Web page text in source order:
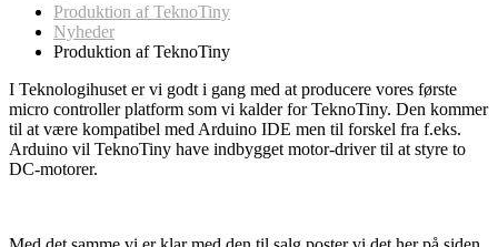
Produktion af TeknoTiny
Nyheder
Produktion af TeknoTiny
I Teknologihuset er vi godt i gang med at producere vores første
micro controller platform som vi kalder for TeknoTiny. Den kommer
til at være kompatibel med Arduino IDE men til forskel fra f.eks.
Arduino vil TeknoTiny have indbygget motor-driver til at styre to
DC-motorer.